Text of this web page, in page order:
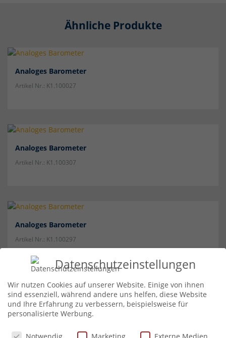
Ähnliche Produkte
Analoges Barometer
Artikel Nr.: K1.100027
Analoges Barometer
Artikel Nr.: K1.100307
Analoges Barometer
Artikel Nr.: K1.100297
Analoges Hygrometer
Artikel Nr.: K1.100393
Datenschutzeinstellungen
Wir nutzen Cookies auf unserer Website. Einige von ihnen
sind essenziell, während andere uns helfen, diese Website
und Ihre Erfahrung zu verbessern, beispielsweise für
personalisierte Werbung.
Datenschutzeinstellungen